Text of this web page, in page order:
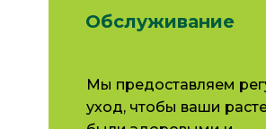
Обслуживание
Мы предоставляем
уход, чтобы ваши